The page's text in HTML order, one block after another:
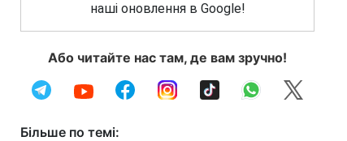
наші оновлення в Google!
Або читайте нас там, де вам зручно!
Більше по темі: